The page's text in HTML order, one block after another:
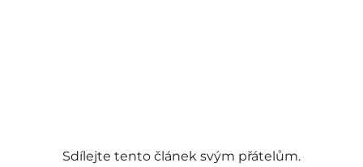
Sdílejte tento článek svým přátelům.